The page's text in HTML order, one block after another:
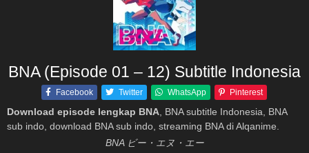
BNA (Episode 01 – 12) Subtitle Indonesia
Facebook Twitter WhatsApp Pinterest
Download episode lengkap BNA, BNA subtitle Indonesia, BNA
sub indo, download BNA sub indo, streaming BNA di Alqanime.
BNA ビー・エヌ・エー